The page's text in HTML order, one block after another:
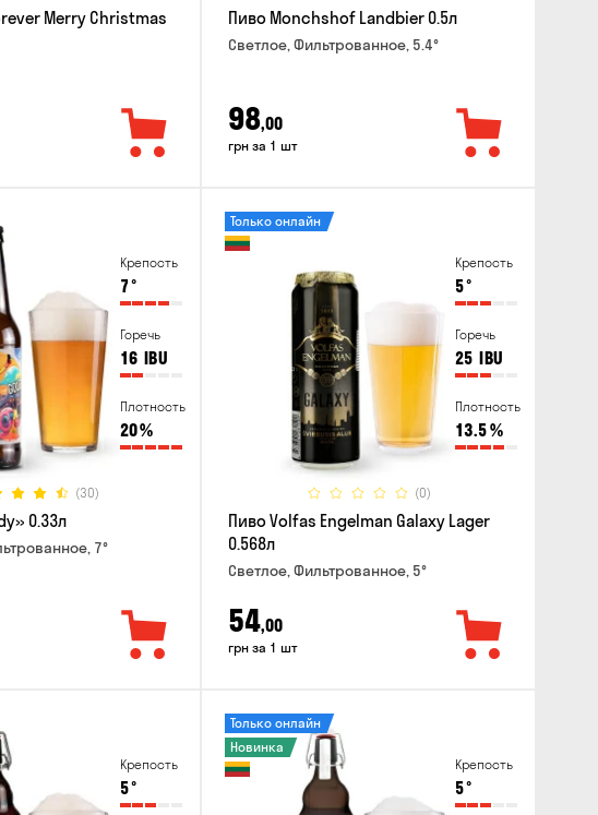
Merry Christmas
Пиво Monchshof Landbier 0.5л
Светлое, Фильтрованное, 5.4°
98,00
грн за 1 шт
Крепость
7°
Горечь
16 IBU
Плотность
20%
(30)
0.33л
7°
Крепость
5°
Горечь
25 IBU
Плотность
13.5%
(0)
Только онлайн
Пиво Volfas Engelman Galaxy Lager
0.568л
Светлое, Фильтрованное, 5°
54,00
грн за 1 шт
Крепость
5°
Крепость
5°
Только онлайн
Новинка